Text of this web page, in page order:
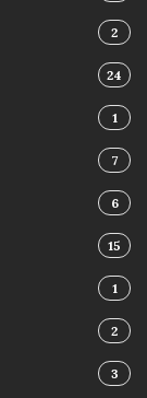
2
24
1
7
6
15
1
2
3